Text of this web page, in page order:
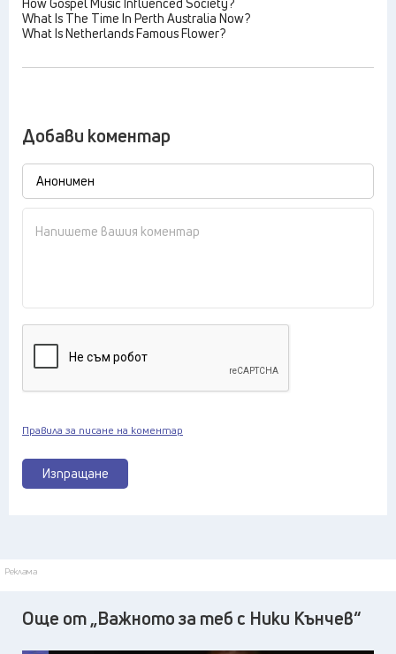
What Is The Time In Perth Australia Now?
What Is Netherlands Famous Flower?
Добави коментар
Изпращане
Правила за писане на коментар
Реклама
Още от „Важното за теб с Ники Кънчев“